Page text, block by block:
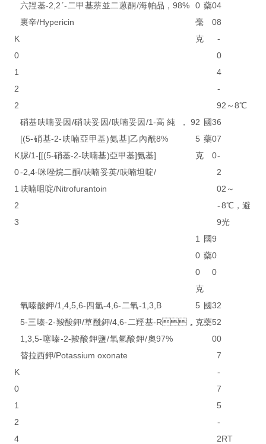
K
0
1
2
2
六羥基-2,2ˊ-二甲基萘並二蒽酮/海帕
裏辛/Hypericin
品，98%
0
毫
克
藥0
0
4
8
-
0
4
-
92～8℃
K
0
1
2
3
硝基呋喃妥因/硝呋妥因/呋喃妥因/1-
[(5-硝基-2-呋喃亞甲基)氨基]乙內酰
脲/1-[[(5-硝基-2-呋喃基)亞甲基]氨基]
-2,4-咪唑烷二酮/呋喃妥英/呋喃坦啶/
呋喃咀啶/Nitrofurantoin
高純，9
8%
2
5
克
國
藥
3
0
0
6
7
-
2
0
-
9
2～
8℃，避
光
1
0
0
克
國
藥
9
0
0
K
0
1
2
4
氧嗪酸鉀/1,4,5,6-四氫-4,6-二氧-1,3,
5-三嗪-2-羧酸鉀/草酰鉀/4,6-二羥基-
1,3,5-噻嗪-2-羧酸鉀鹽/氧氫酸鉀/奧
替拉西鉀/Potassium oxonate
B
R，
97%
5
克
國
藥
3
5
0
2
2
0
7
-
7
5
-
2RT